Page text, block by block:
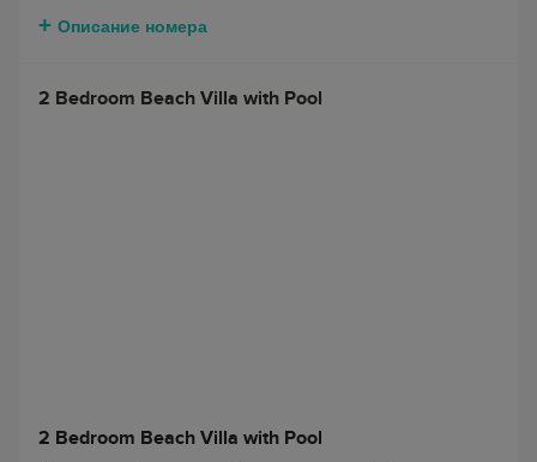
Описание номера
2 Bedroom Beach Villa with Pool
2 Bedroom Beach Villa with Pool